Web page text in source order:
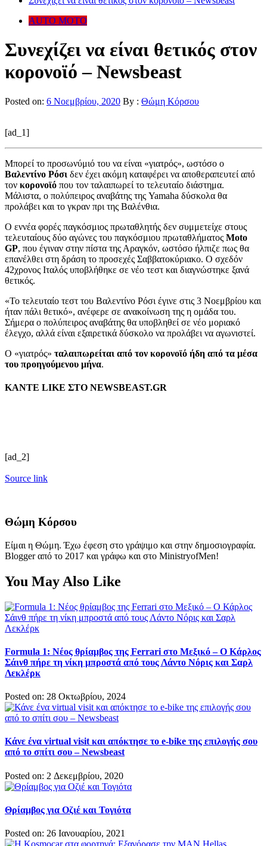
AUTO MOTO
Συνεχίζει να είναι θετικός στον
κορονοϊό – Newsbeast
Posted on: 6 Νοεμβρίου, 2020 By : Θώμη Κόρσου
[ad_1]
Μπορεί το προσωνύμιό του να είναι «γιατρός», ωστόσο ο
Βαλεντίνο Ρόσι δεν έχει ακόμη καταφέρει να αποθεραπευτεί από
τον κορονοϊό που τον ταλαιπωρεί το τελευταίο διάστημα.
Μάλιστα, ο πολύπειρος αναβάτης της Yamaha δύσκολα θα
προλάβει και το γκραν πρι της Βαλένθια.
Ο εννέα φορές παγκόσμιος πρωταθλητής δεν συμμετείχε στους
τελευταίους δύο αγώνες του παγκόσμιου πρωταθλήματος Moto
GP, που έγιναν στην πίστα της Αραγκόν, ωστόσο ήλπιζε πως θα
επανέλθει στη δράση το προσεχές Σαββατοκύριακο. Ο σχεδόν
42χρονος Ιταλός υποβλήθηκε σε νέο τεστ και διαγνώστηκε ξανά
θετικός.
«Το τελευταίο τεστ του Βαλεντίνο Ρόσι έγινε στις 3 Νοεμβρίου και
ήταν πάλι θετικό», ανέφερε σε ανακοίνωση της η ομάδα του.
Σήμερα ο πολύπειρος αναβάτης θα υποβληθεί σε νέο μοριακό
έλεγχο, αλλά είναι εξαιρετικά δύσκολο να προλάβει να αγωνιστεί.
Ο «γιατρός» ταλαιπωρείται από τον κορονοϊό ήδη από τα μέσα
του προηγούμενου μήνα.
ΚΑΝΤΕ LIKE ΣΤΟ NEWSBEAST.GR
[ad_2]
Source link
Θώμη Κόρσου
Είμαι η Θώμη. Έχω έφεση στο γράψιμο και στην δημοσιογραφία.
Blogger από το 2017 και γράφω και στο MinistryofMen!
You May Also Like
Formula 1: Νέος θρίαμβος της Ferrari στο Μεξικό – Ο Κάρλος
Σάινθ πήρε τη νίκη μπροστά από τους Λάντο Νόρις και Σαρλ
Λεκλέρκ
Posted on: 28 Οκτωβρίου, 2024
Κάνε ένα virtual visit και απόκτησε το e-bike της επιλογής σου
από το σπίτι σου – Newsbeast
Posted on: 2 Δεκεμβρίου, 2020
Θρίαμβος για Οζιέ και Τογιότα
Posted on: 26 Ιανουαρίου, 2021